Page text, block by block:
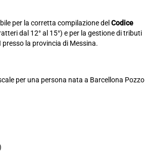
per la corretta compilazione del Codice
dal 12° al 15°) e per la gestione di tributi
presso la provincia di Messina.
per una persona nata a Barcellona Pozzo